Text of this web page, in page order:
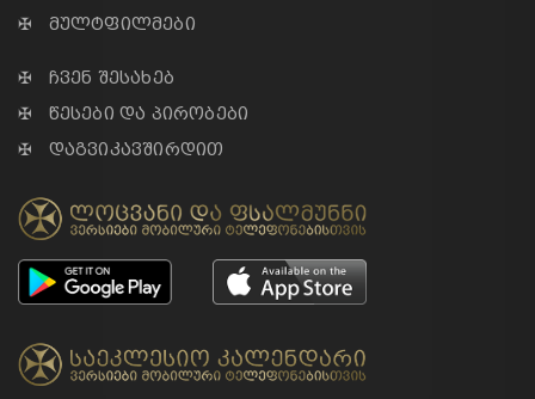
✠ მულტფილმები
✠ ჩვენ შესახებ
✠ წესები და პირობები
✠ დაგვიკავშირდით